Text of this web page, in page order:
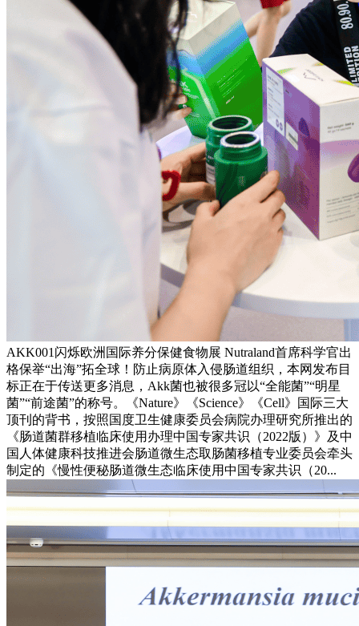
AKK001闪烁欧洲国际养分保健食物展 Nutraland首席科学官出
格保举“出海”拓全球！防止病原体入侵肠道组织，本网发布目
标正在于传送更多消息，Akk菌也被很多冠以“全能菌”“明星
菌”“前途菌”的称号。《Nature》《Science》《Cell》国际三大
顶刊的背书，按照国度卫生健康委员会病院办理研究所推出的
《肠道菌群移植临床使用办理中国专家共识（2022版）》及中
国人体健康科技推进会肠道微生态取肠菌移植专业委员会牵头
制定的《慢性便秘肠道微生态临床使用中国专家共识（20...